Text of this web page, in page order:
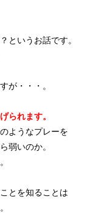
というお話です。
が・・・。
られます。
ようなプレーを
弱いのか。
とを知ることは